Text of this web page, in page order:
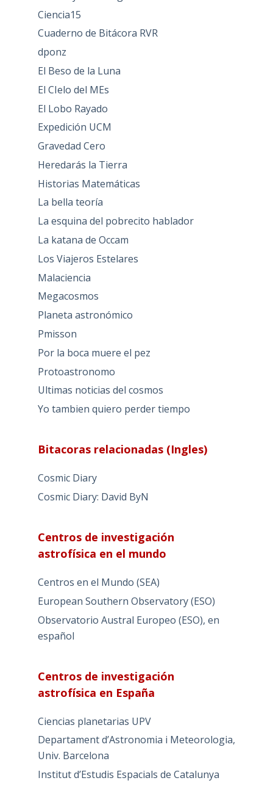
Ciencia15
Cuaderno de Bitácora RVR
dponz
El Beso de la Luna
El CIelo del MEs
El Lobo Rayado
Expedición UCM
Gravedad Cero
Heredarás la Tierra
Historias Matemáticas
La bella teoría
La esquina del pobrecito hablador
La katana de Occam
Los Viajeros Estelares
Malaciencia
Megacosmos
Planeta astronómico
Pmisson
Por la boca muere el pez
Protoastronomo
Ultimas noticias del cosmos
Yo tambien quiero perder tiempo
Bitacoras relacionadas (Ingles)
Cosmic Diary
Cosmic Diary: David ByN
Centros de investigación
astrofísica en el mundo
Centros en el Mundo (SEA)
European Southern Observatory (ESO)
Observatorio Austral Europeo (ESO), en
español
Centros de investigación
astrofísica en España
Ciencias planetarias UPV
Departament d’Astronomia i Meteorologia,
Univ. Barcelona
Institut d’Estudis Espacials de Catalunya